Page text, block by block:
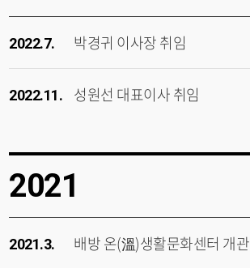
2022.7. 박경귀 이사장 취임
2022.11. 성원선 대표이사 취임
2021
2021.3. 배방 온(溫)생활문화센터 개관